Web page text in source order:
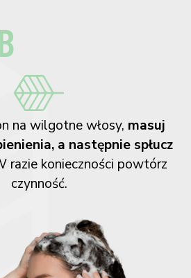
na wilgotne włosy, masuj
a następnie spłucz
razie konieczności powtórz
czynność.